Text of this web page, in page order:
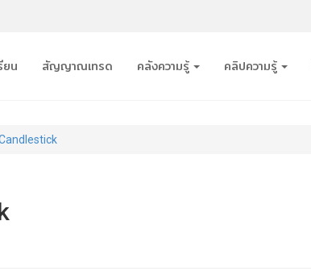
ยน สัญญาณเทรด คลังความรู้ คลิปความรู้